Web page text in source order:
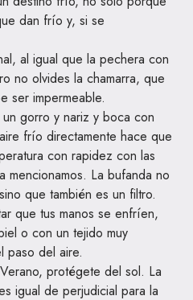
dan frío y, si se
al igual que la pechera con
no olvides la chamarra, que
ser impermeable.
gorro y nariz y boca con
frío directamente hace que
con rapidez con las
mencionamos. La bufanda no
que también es un filtro.
que tus manos se enfríen,
o con un tejido muy
paso del aire.
protégete del sol. La
igual de perjudicial para la